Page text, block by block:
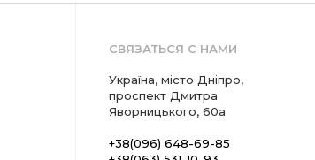
СВЯЗАТЬСЯ С НАМИ
Україна, місто Дніпро,
проспект Дмитра
Яворницького, 60а
+38(096) 648-69-85